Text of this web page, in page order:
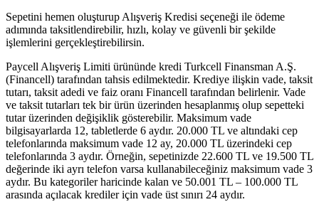
Sepetini hemen oluşturup Alışveriş Kredisi seçeneği ile ödeme
adımında taksitlendirebilir, hızlı, kolay ve güvenli bir şekilde
işlemlerini gerçekleştirebilirsin.
Paycell Alışveriş Limiti ürününde kredi Turkcell Finansman A.Ş.
(Financell) tarafından tahsis edilmektedir. Krediye ilişkin vade, taksit
tutarı, taksit adedi ve faiz oranı Financell tarafından belirlenir. Vade
ve taksit tutarları tek bir ürün üzerinden hesaplanmış olup sepetteki
tutar üzerinden değişiklik gösterebilir. Maksimum vade
bilgisayarlarda 12, tabletlerde 6 aydır. 20.000 TL ve altındaki cep
telefonlarında maksimum vade 12 ay, 20.000 TL üzerindeki cep
telefonlarında 3 aydır. Örneğin, sepetinizde 22.600 TL ve 19.500 TL
değerinde iki ayrı telefon varsa kullanabileceğiniz maksimum vade 3
aydır. Bu kategoriler haricinde kalan ve 50.001 TL – 100.000 TL
arasında açılacak krediler için vade üst sınırı 24 aydır.